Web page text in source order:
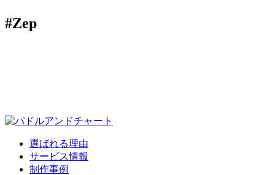
#Zep
選ばれる理由
サービス情報
制作事例